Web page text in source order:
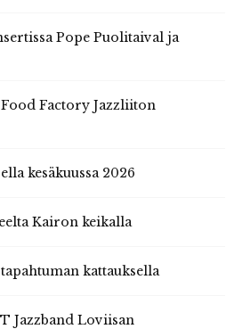
Pope Puolitaival ja
Factory Jazzliiton
kesäkuussa 2026
Kairon keikalla
kattauksella
Jazzband Loviisan